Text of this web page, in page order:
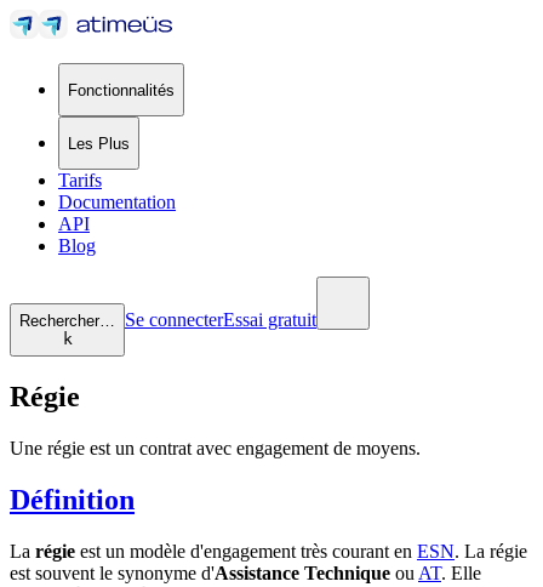
Fonctionnalités
Les Plus
Tarifs
Documentation
API
Blog
Rechercher…
k
Se connecterEssai gratuit
Régie
Une régie est un contrat avec engagement de moyens.
Définition
La régie est un modèle d'engagement très courant en ESN. La régie
est souvent le synonyme d'Assistance Technique ou AT. Elle